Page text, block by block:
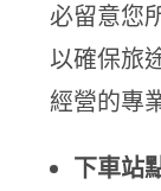
必留意您
以確保旅
經營的專
下車站